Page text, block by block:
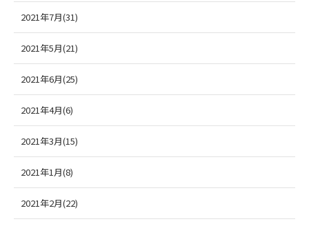
2021年7月(31)
2021年5月(21)
2021年6月(25)
2021年4月(6)
2021年3月(15)
2021年1月(8)
2021年2月(22)